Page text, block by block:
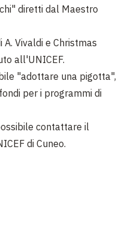
diretti dal Maestro
Vivaldi e Christmas
all'UNICEF.
"adottare una pigotta",
per i programmi di
contattare il
di Cuneo.